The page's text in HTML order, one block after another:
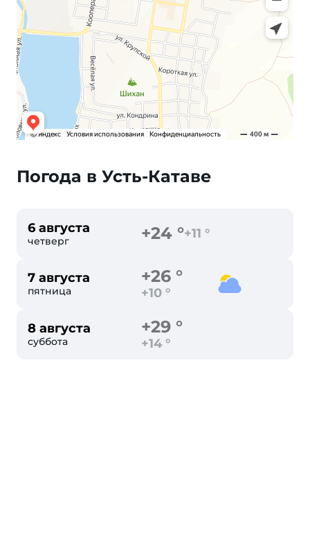
Погода в Усть-Катаве
6 августа
четверг +24 °+11 °
7 августа
пятница
+26 °
+10 °
8 августа
суббота
+29 °
+14 °